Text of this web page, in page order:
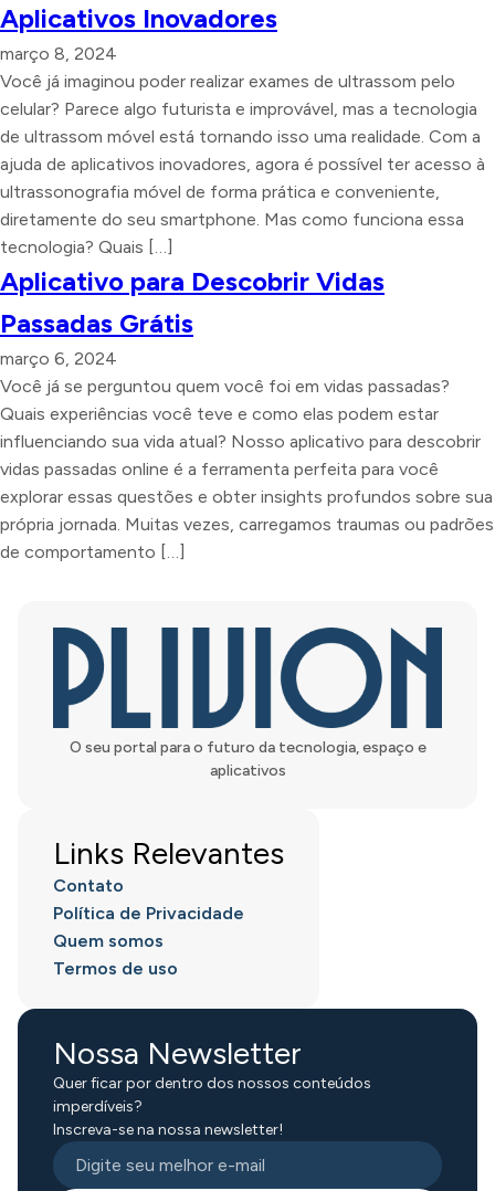
Aplicativos Inovadores
março 8, 2024
Você já imaginou poder realizar exames de ultrassom pelo
celular? Parece algo futurista e improvável, mas a tecnologia
de ultrassom móvel está tornando isso uma realidade. Com a
ajuda de aplicativos inovadores, agora é possível ter acesso à
ultrassonografia móvel de forma prática e conveniente,
diretamente do seu smartphone. Mas como funciona essa
tecnologia? Quais […]
Aplicativo para Descobrir Vidas
Passadas Grátis
março 6, 2024
Você já se perguntou quem você foi em vidas passadas?
Quais experiências você teve e como elas podem estar
influenciando sua vida atual? Nosso aplicativo para descobrir
vidas passadas online é a ferramenta perfeita para você
explorar essas questões e obter insights profundos sobre sua
própria jornada. Muitas vezes, carregamos traumas ou padrões
de comportamento […]
O seu portal para o futuro da tecnologia, espaço e
aplicativos
Links Relevantes
Contato
Política de Privacidade
Quem somos
Termos de uso
Nossa Newsletter
Quer ficar por dentro dos nossos conteúdos
imperdíveis?
Inscreva-se na nossa newsletter!